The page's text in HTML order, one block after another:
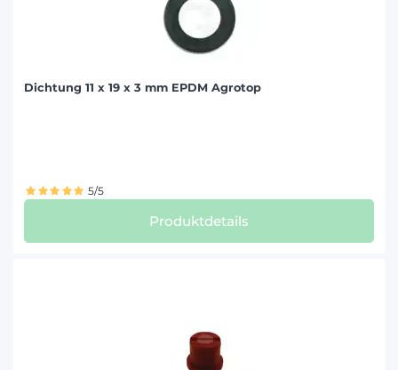
Dichtung 11 x 19 x 3 mm EPDM Agrotop
5/5
Produktdetails